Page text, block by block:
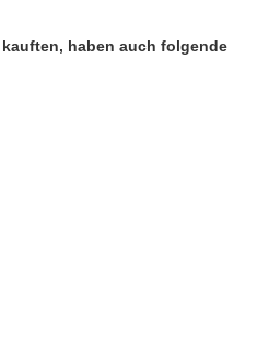
haben auch folgende